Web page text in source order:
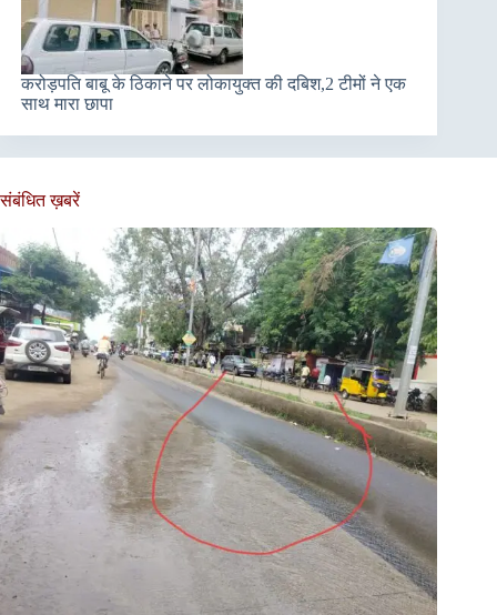
करोड़पति बाबू के ठिकाने पर लोकायुक्त की दबिश,2 टीमों ने एक
साथ मारा छापा
संबंधित ख़बरें